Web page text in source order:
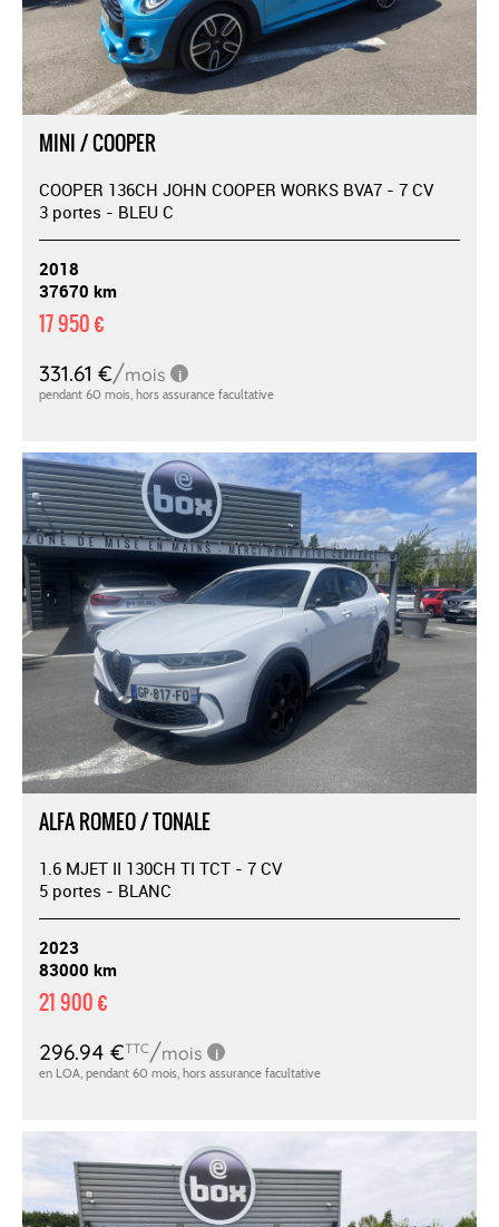
MINI / COOPER
COOPER 136CH JOHN COOPER WORKS BVA7 - 7 CV
3 portes - BLEU C
2018
37670 km
17 950 €
ALFA ROMEO / TONALE
1.6 MJET II 130CH TI TCT - 7 CV
5 portes - BLANC
2023
83000 km
21 900 €